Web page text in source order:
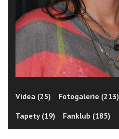
Videa (25) Fotogalerie (213)
Tapety (19)
Fanklub (185)